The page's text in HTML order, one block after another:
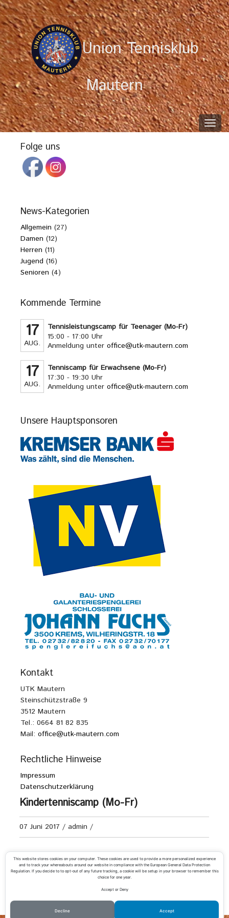
Union Tennisklub
Mautern
Folge uns
News-Kategorien
Allgemein (27)
Damen (12)
Herren (11)
Jugend (16)
Senioren (4)
Kommende Termine
17
AUG.
Tennisleistungscamp für Teenager (Mo-Fr)
15:00 - 17:00 Uhr
Anmeldung unteroffice@utk-mautern.com
17
AUG.
Tenniscamp für Erwachsene (Mo-Fr)
17:30 - 19:30 Uhr
Anmeldung unteroffice@utk-mautern.com
Unsere Hauptsponsoren
Kontakt
UTK Mautern
Steinschützstraße 9
3512 Mautern
Tel.: 0664 81 82 835
Mail: office@utk-mautern.com
Rechtliche Hinweise
Impressum
Datenschutzerklärung
Kindertenniscamp (Mo-Fr)
07 Juni 2017 / admin /
Anmeldung unteroffice@utk-mautern.com
TC Paudorf 2 – UTK Mautern 2
This website stores cookies on your computer. These cookies are used to provide a more personalized experience
and to track your whereabouts around our website in compliance with the European General Data Protection
Regulation. If you decide to to opt-out of any future tracking, a cookie will be setup in your browser to remember this
choice for one year.
Accept or Deny
Decline Accept